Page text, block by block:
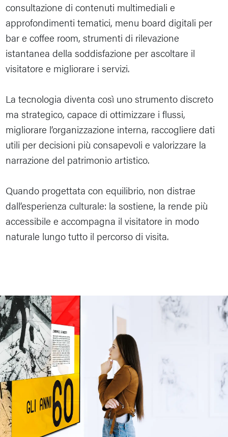
consultazione di contenuti multimediali e
approfondimenti tematici, menu board digitali per
bar e coffee room, strumenti di rilevazione
istantanea della soddisfazione per ascoltare il
visitatore e migliorare i servizi.
La tecnologia diventa così uno strumento discreto
ma strategico, capace di ottimizzare i flussi,
migliorare l’organizzazione interna, raccogliere dati
utili per decisioni più consapevoli e valorizzare la
narrazione del patrimonio artistico.
Quando progettata con equilibrio, non distrae
dall’esperienza culturale: la sostiene, la rende più
accessibile e accompagna il visitatore in modo
naturale lungo tutto il percorso di visita.